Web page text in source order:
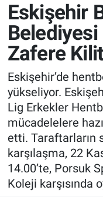
Eskişehir
Belediyesi
Zafere
Eskişehir’de
yükseliyor.
Lig Erkekler
mücadelelere
etti. Taraftarların
karşılaşma, 22
14.00’te, Porsuk
Koleji karşısında
YAZARLAR
GÜNDEM
SİYASET
TEKNOLOJİ
EKONOMİ
SPOR
ASAYİŞ
Eskişehir
Süper Lig
Tüm Manşetler
Son Dakika
Haber Arşivi